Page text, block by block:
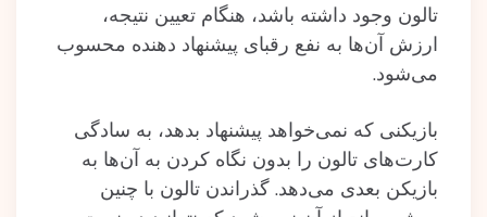
تالون وجود داشته باشد، هنگام تعیین نتیجه،
ارزش آن‌ها به نفع رقبای پیشنهاد دهنده محسوب
می‌شود.
بازیکنی که نمی‌خواهد پیشنهاد بدهد، به سادگی
کارت‌های تالون را بدون نگاه کردن به آن‌ها به
بازیکن بعدی می‌دهد. گذراندن تالون با چنین